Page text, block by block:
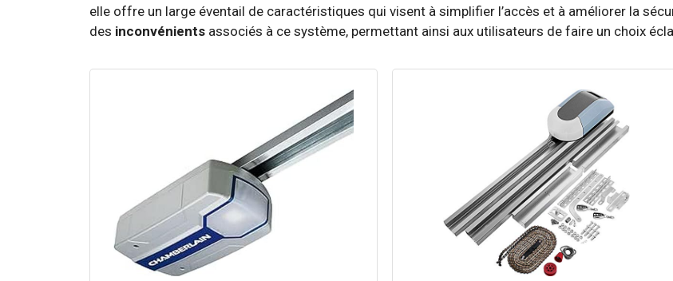
elle offre un large éventail de caractéristiques qui visent à simplifier l’accès et à améliorer la
des inconvénients associés à ce système, permettant ainsi aux utilisateurs de faire un choix